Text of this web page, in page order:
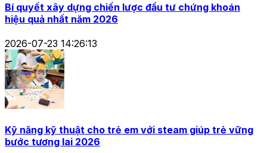
Bí quyết xây dựng chiến lược đầu tư chứng khoán
hiệu quả nhất năm 2026
2026-07-23 14:26:13
Kỹ năng kỹ thuật cho trẻ em với steam giúp trẻ vững
bước tương lai 2026